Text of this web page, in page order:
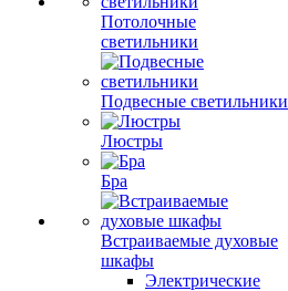
Потолочные
светильники
Подвесные светильники
Люстры
Бра
Встраиваемые духовые
шкафы
Электрические